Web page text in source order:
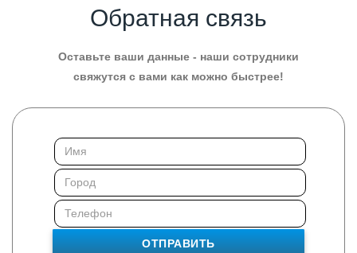
Обратная связь
Оставьте ваши данные - наши сотрудники
свяжутся с вами как можно быстрее!
ОТПРАВИТЬ